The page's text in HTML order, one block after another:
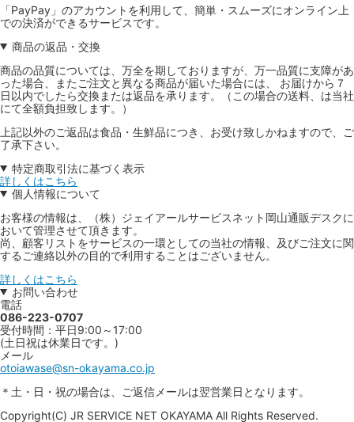
「PayPay」のアカウントを利用して、簡単・スムーズにオンライン上
での決済ができるサービスです。
商品の返品・交換
商品の品質については、万全を期しておりますが、万一品質に支障があ
った場合、またご注文と異なる商品が届いた場合には、 お届けから７
日以内でしたら交換または返品を承ります。（この場合の送料、は当社
にて全額負担致します。）
上記以外のご返品は食品・生鮮品につき、お受け致しかねますので、ご
了承下さい。
特定商取引法に基づく表示
詳しくはこちら
個人情報について
お客様の情報は、（株）ジェイアールサービスネット岡山通販デスクに
おいて管理させて頂きます。
尚、顧客リストをサービスの一環としての当社の情報、及びご注文に関
するご連絡以外の目的で利用することはございません。
詳しくはこちら
お問い合わせ
電話
086-223-0707
受付時間：平日9:00～17:00
(土日祝は休業日です。)
メール
otoiawase@sn-okayama.co.jp
＊土・日・祝の場合は、ご返信メールは翌営業日となります。
Copyright(C) JR SERVICE NET OKAYAMA All Rights Reserved.